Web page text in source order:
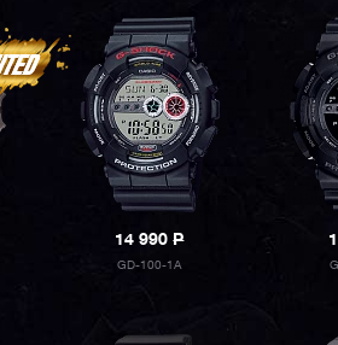
14 990P
GD-100-1A